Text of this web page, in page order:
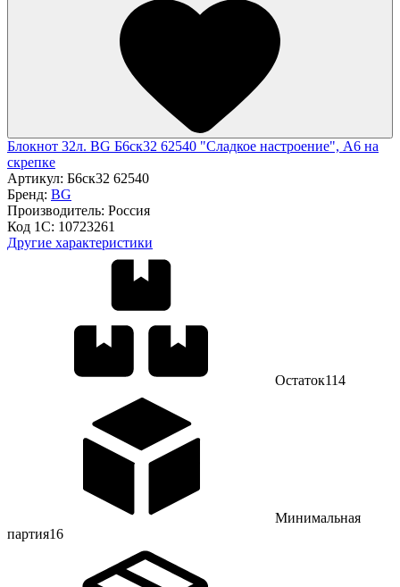
Блокнот 32л. BG Б6ск32 62540 "Сладкое настроение", А6 на
скрепке
Артикул: Б6ск32 62540
Бренд: BG
Производитель: Россия
Код 1С: 10723261
Другие характеристики
Остаток114
Минимальная
партия16